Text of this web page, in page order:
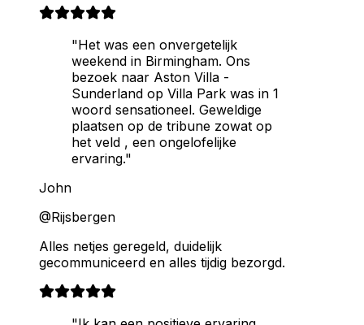
"Het was een onvergetelijk
weekend in Birmingham. Ons
bezoek naar Aston Villa -
Sunderland op Villa Park was in 1
woord sensationeel. Geweldige
plaatsen op de tribune zowat op
het veld , een ongelofelijke
ervaring."
John
@Rijsbergen
Alles netjes geregeld, duidelijk
gecommuniceerd en alles tijdig bezorgd.